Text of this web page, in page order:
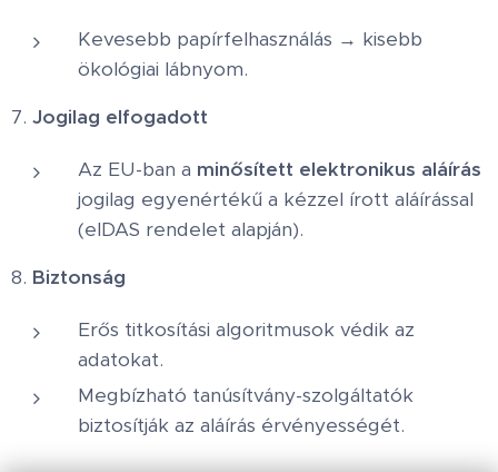
Kevesebb papírfelhasználás → kisebb
ökológiai lábnyom.
7. Jogilag elfogadott
Az EU-ban a minősített elektronikus aláírás
jogilag egyenértékű a kézzel írott aláírással
(eIDAS rendelet alapján).
8. Biztonság
Erős titkosítási algoritmusok védik az
adatokat.
Megbízható tanúsítvány-szolgáltatók
biztosítják az aláírás érvényességét.